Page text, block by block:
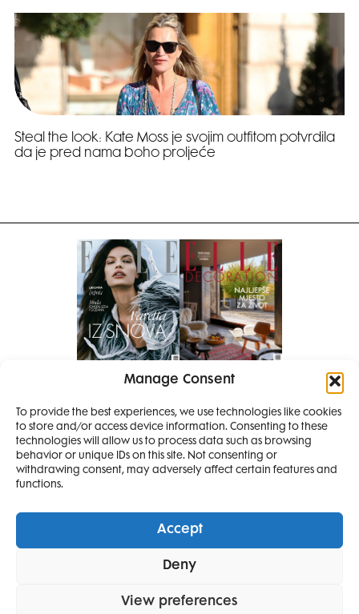
Manage Consent
To provide the best experiences, we use technologies like cookies
to store and/or access device information. Consenting to these
technologies will allow us to process data such as browsing
behavior or unique IDs on this site. Not consenting or
withdrawing consent, may adversely affect certain features and
functions.
Accept
Deny
View preferences
Steal the look: Kate Moss je svojim outfitom potvrdila
da je pred nama boho proljeće
Pretplati se na časopis
PRETPLATITE SE
Elle ProjectsElle Beauty AwardsElle Style Awards
LifestyleDecoration
SMANJI
4 IZDANJA
I 2 IZDANJA ELLE
DECORATIONA +
POKLON
SAMO